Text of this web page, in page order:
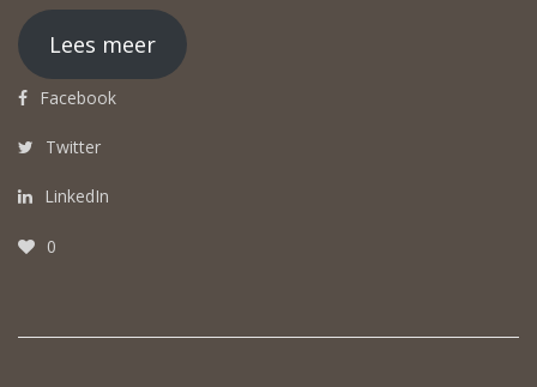
Lees meer
Facebook
Twitter
LinkedIn
0